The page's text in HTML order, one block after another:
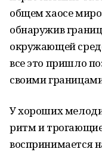
общем хаосе
обнаружив
окружающей
все это пришло
своими
У хороших
ритм и
воспринимается